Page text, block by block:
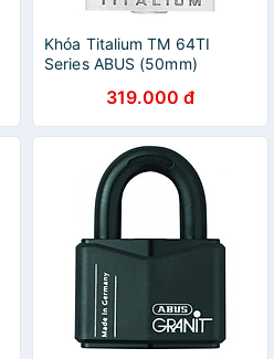
Khóa Titalium TM 64TI
Series ABUS (50mm)
319.000 đ